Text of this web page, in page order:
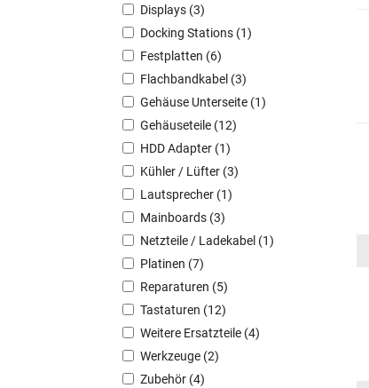
Displays (3)
Docking Stations (1)
Festplatten (6)
Flachbandkabel (3)
Gehäuse Unterseite (1)
Gehäuseteile (12)
HDD Adapter (1)
Kühler / Lüfter (3)
Lautsprecher (1)
Mainboards (3)
Netzteile / Ladekabel (1)
Platinen (7)
Reparaturen (5)
Tastaturen (12)
Weitere Ersatzteile (4)
Werkzeuge (2)
Zubehör (4)